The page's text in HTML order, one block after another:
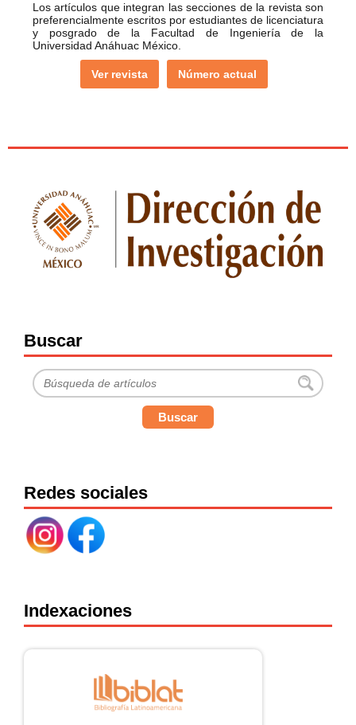
Los artículos que integran las secciones de la revista son
preferencialmente escritos por estudiantes de licenciatura
y posgrado de la Facultad de Ingeniería de la
Universidad Anáhuac México.
Ver revista Número actual
Buscar
Buscar
Redes sociales
Indexaciones